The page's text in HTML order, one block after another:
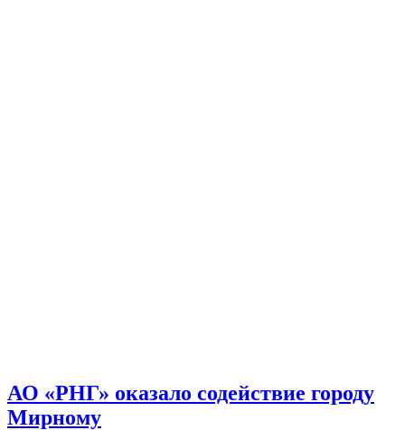
АО «РНГ» оказало содействие городу
Мирному